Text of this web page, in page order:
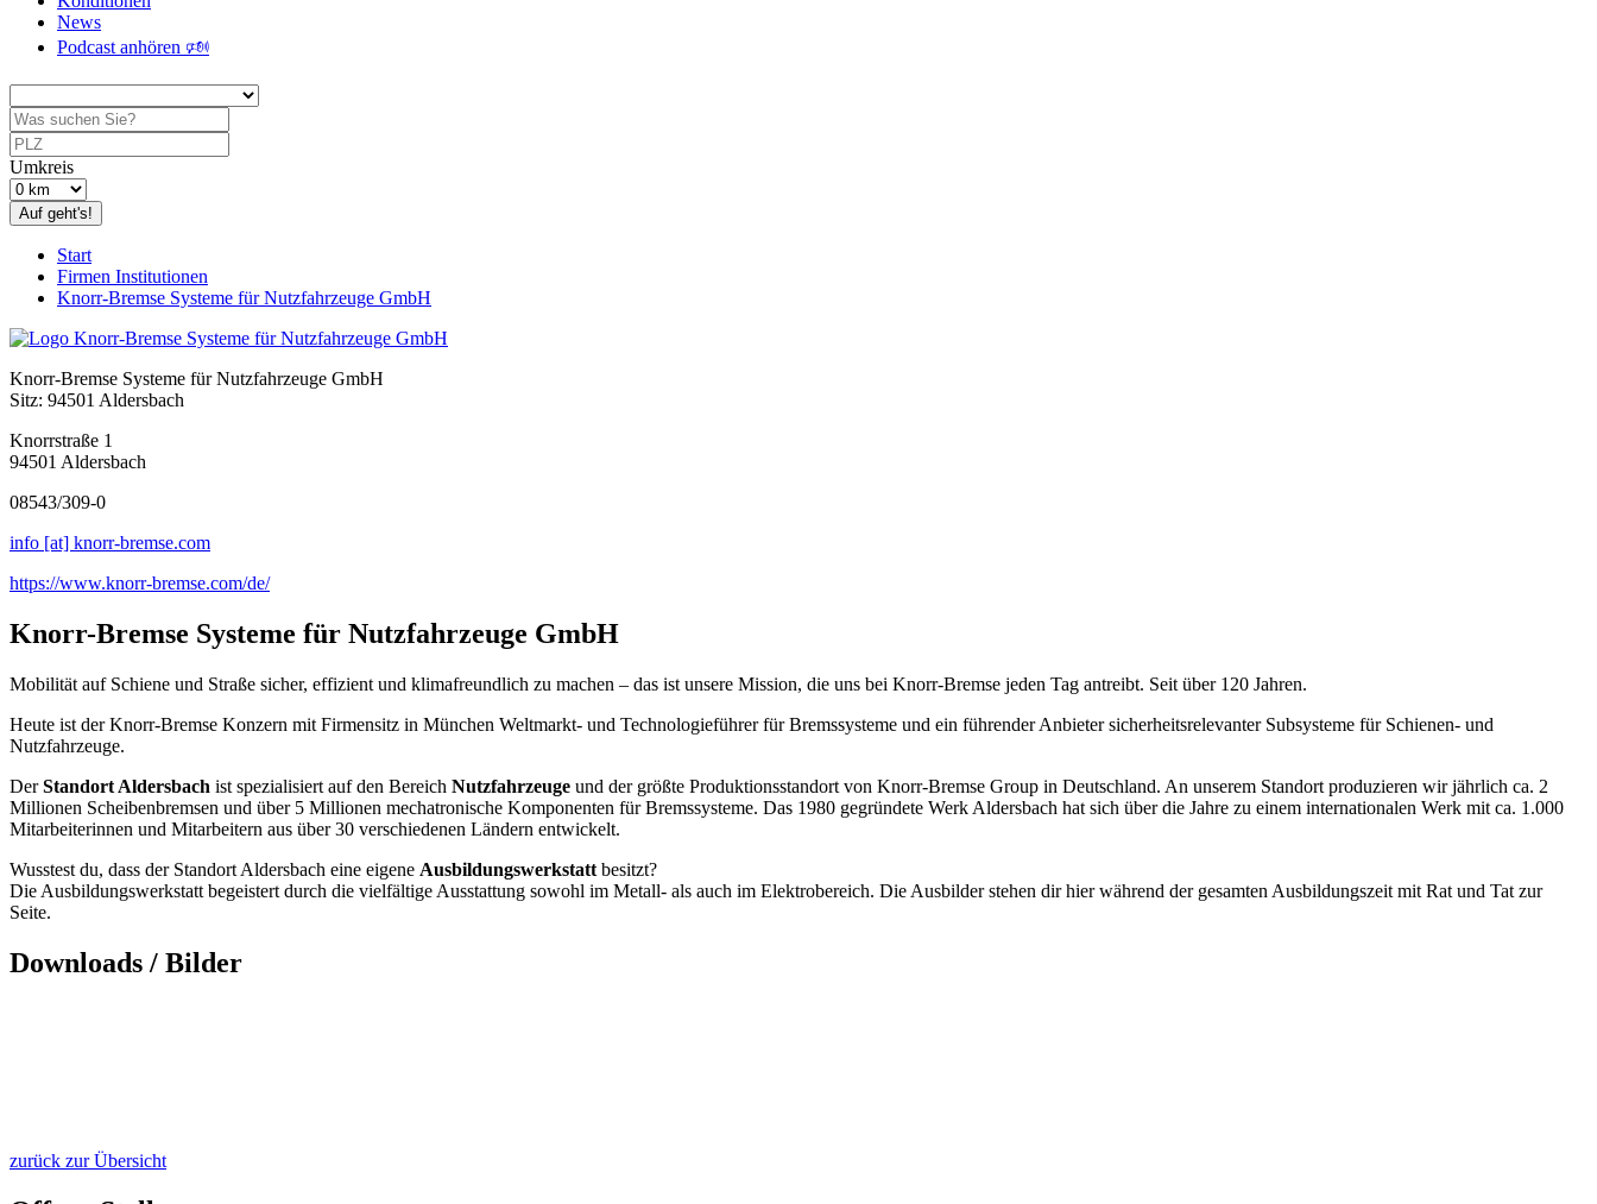
News
Podcast anhören 🕬
Umkreis
Auf geht's!
Start
Firmen Institutionen
Knorr-Bremse Systeme für Nutzfahrzeuge GmbH
Knorr-Bremse Systeme für Nutzfahrzeuge GmbH
Sitz: 94501 Aldersbach
Knorrstraße 1
94501 Aldersbach
08543/309-0
info [at] knorr-bremse.com
https://www.knorr-bremse.com/de/
Knorr-Bremse Systeme für Nutzfahrzeuge GmbH
Mobilität auf Schiene und Straße sicher, effizient und klimafreundlich zu machen – das ist unsere Mission, die uns bei Knorr-Bremse jeden Tag antreibt. Seit über 120 Jahren.
Heute ist der Knorr-Bremse Konzern mit Firmensitz in München Weltmarkt- und Technologieführer für Bremssysteme und ein führender Anbieter sicherheitsrelevanter Subsysteme für Schienen- und
Nutzfahrzeuge.
DerStandort Aldersbach ist spezialisiert auf den Bereich Nutzfahrzeuge und der größte Produktionsstandort von Knorr-Bremse Group in Deutschland. An unserem Standort produzieren wir jährlich ca. 2
Millionen Scheibenbremsen und über 5 Millionen mechatronische Komponenten für Bremssysteme. Das 1980 gegründete Werk Aldersbach hat sich über die Jahre zu einem internationalen Werk mit ca. 1.000
Mitarbeiterinnen und Mitarbeitern aus über 30 verschiedenen Ländern entwickelt.
Wusstest du, dass der Standort Aldersbach eine eigene Ausbildungswerkstatt besitzt?
Die Ausbildungswerkstatt begeistert durch die vielfältige Ausstattung sowohl im Metall- als auch im Elektrobereich. Die Ausbilder stehen dir hier während der gesamten Ausbildungszeit mit Rat und Tat zur
Seite.
Downloads / Bilder
zurück zur Übersicht